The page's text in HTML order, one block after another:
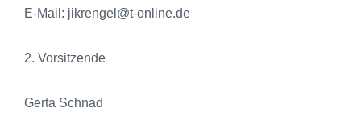
E-Mail: jikrengel@t-online.de
2. Vorsitzende
Gerta Schnad